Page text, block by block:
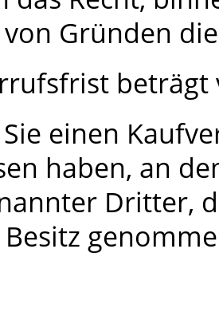
Gründen
beträgt
einen
haben, an
Dritter,